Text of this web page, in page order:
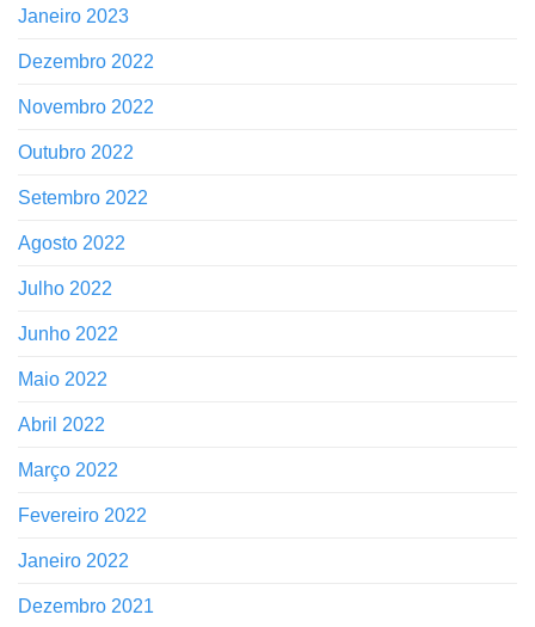
Janeiro 2023
Dezembro 2022
Novembro 2022
Outubro 2022
Setembro 2022
Agosto 2022
Julho 2022
Junho 2022
Maio 2022
Abril 2022
Março 2022
Fevereiro 2022
Janeiro 2022
Dezembro 2021